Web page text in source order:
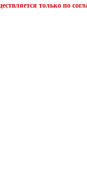
только по